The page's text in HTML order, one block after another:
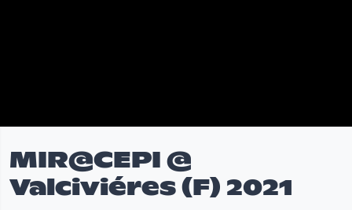
MIR@CEPI @
Valciviéres (F) 2021